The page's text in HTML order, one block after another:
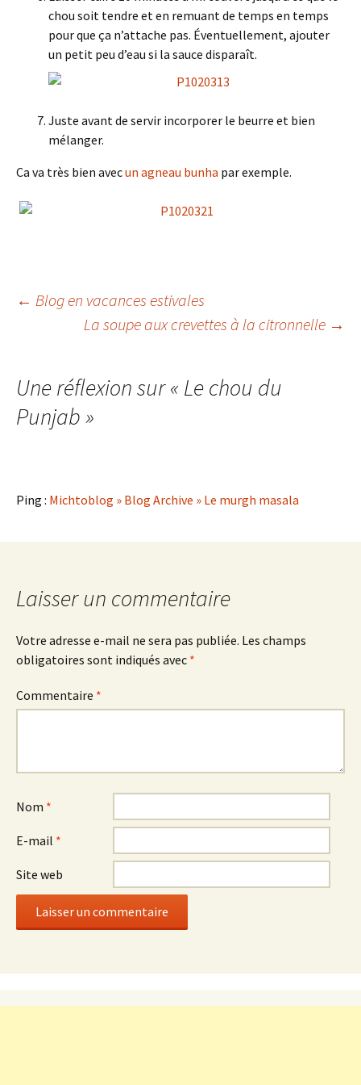
chou soit tendre et en remuant de temps en temps
pour que ça n’attache pas. Éventuellement, ajouter
un petit peu d’eau si la sauce disparaît.
Juste avant de servir incorporer le beurre et bien
mélanger.
Ca va très bien avecun agneau bunha par exemple.
Navigation
articles
← Blog en vacances estivales
La soupe aux crevettes à la citronnelle →
Une réflexion sur « Le chou du
Punjab»
Ping : Michtoblog » Blog Archive » Le murgh masala
Laisser un commentaire
Votre adresse e-mail ne sera pas publiée. Les champs
obligatoires sont indiqués avec *
Commentaire *
Nom *
E-mail *
Site web